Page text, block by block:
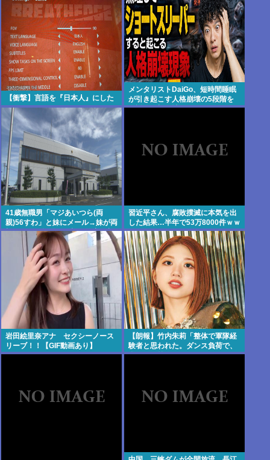
【衝撃】言語を『日本人』にした
メンタリストDaiGo、短時間睡眠
が引き起こす人格崩壊の5段階を
解説…最初に壊れるのは眠気では
41歳無職男「マジあいつら(両
親)56すわ」と妹にメール→妹が両
親にメール転送→両親が警察に相
談→無職おじ逮捕
習近平さん、腐敗撲滅に本気を出
した結果…半年で53万8000件ｗｗ
ｗ
岩田絵里奈アナ セクシーノース
リーブ！！【GIF動画あり】
【朗報】竹内朱莉「整体で軍隊経
験者と思われた。ダンス負荷で、
私の骨と筋肉はもうグチャグチャ